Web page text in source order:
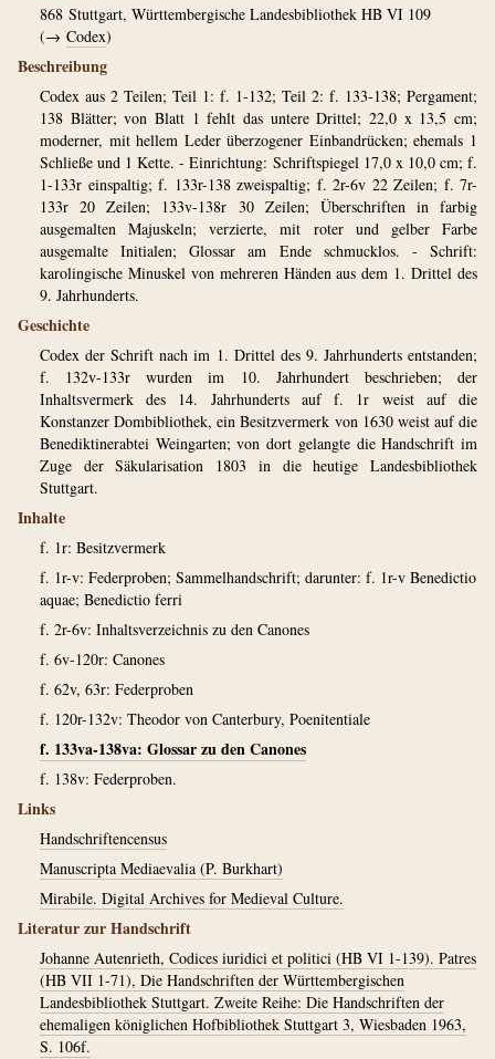
868 Stuttgart, Württembergische Landesbibliothek HB VI 109
(→ Codex)
Beschreibung
Codex aus 2 Teilen; Teil 1: f. 1-132; Teil 2: f. 133-138; Pergament;
138 Blätter; von Blatt 1 fehlt das untere Drittel; 22,0 x 13,5 cm;
moderner, mit hellem Leder überzogener Einbandrücken; ehemals 1
Schließe und 1 Kette. - Einrichtung: Schriftspiegel 17,0 x 10,0 cm; f.
1-133r einspaltig; f. 133r-138 zweispaltig; f. 2r-6v 22 Zeilen; f. 7r-
133r 20 Zeilen; 133v-138r 30 Zeilen; Überschriften in farbig
ausgemalten Majuskeln; verzierte, mit roter und gelber Farbe
ausgemalte Initialen; Glossar am Ende schmucklos. - Schrift:
karolingische Minuskel von mehreren Händen aus dem 1. Drittel des
9. Jahrhunderts.
Geschichte
Codex der Schrift nach im 1. Drittel des 9. Jahrhunderts entstanden;
f. 132v-133r wurden im 10. Jahrhundert beschrieben; der
Inhaltsvermerk des 14. Jahrhunderts auf f. 1r weist auf die
Konstanzer Dombibliothek, ein Besitzvermerk von 1630 weist auf die
Benediktinerabtei Weingarten; von dort gelangte die Handschrift im
Zuge der Säkularisation 1803 in die heutige Landesbibliothek
Stuttgart.
Inhalte
f. 1r: Besitzvermerk
f. 1r-v: Federproben; Sammelhandschrift; darunter: f. 1r-v Benedictio
aquae; Benedictio ferri
f. 2r-6v: Inhaltsverzeichnis zu den Canones
f. 6v-120r: Canones
f. 62v, 63r: Federproben
f. 120r-132v: Theodor von Canterbury, Poenitentiale
f. 133va-138va: Glossar zu den Canones
f. 138v: Federproben.
Links
Handschriftencensus
Manuscripta Mediaevalia (P. Burkhart)
Mirabile. Digital Archives for Medieval Culture.
Literatur zur Handschrift
Johanne Autenrieth, Codices iuridici et politici (HB VI 1-139). Patres
(HB VII 1-71), Die Handschriften der Württembergischen
Landesbibliothek Stuttgart. Zweite Reihe: Die Handschriften der
ehemaligen königlichen Hofbibliothek Stuttgart 3, Wiesbaden 1963,
S. 106f.